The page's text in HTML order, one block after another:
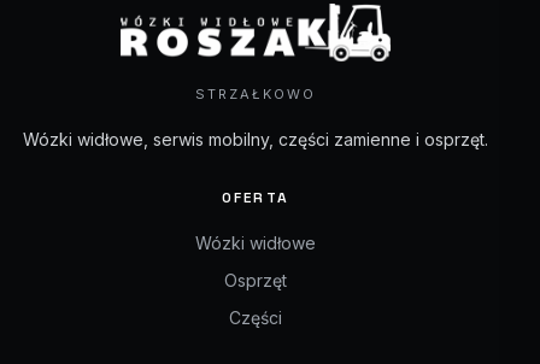
STRZAŁKOWO
Wózki widłowe, serwis mobilny, części zamienne i osprzęt.
OFERTA
Wózki widłowe
Osprzęt
Części